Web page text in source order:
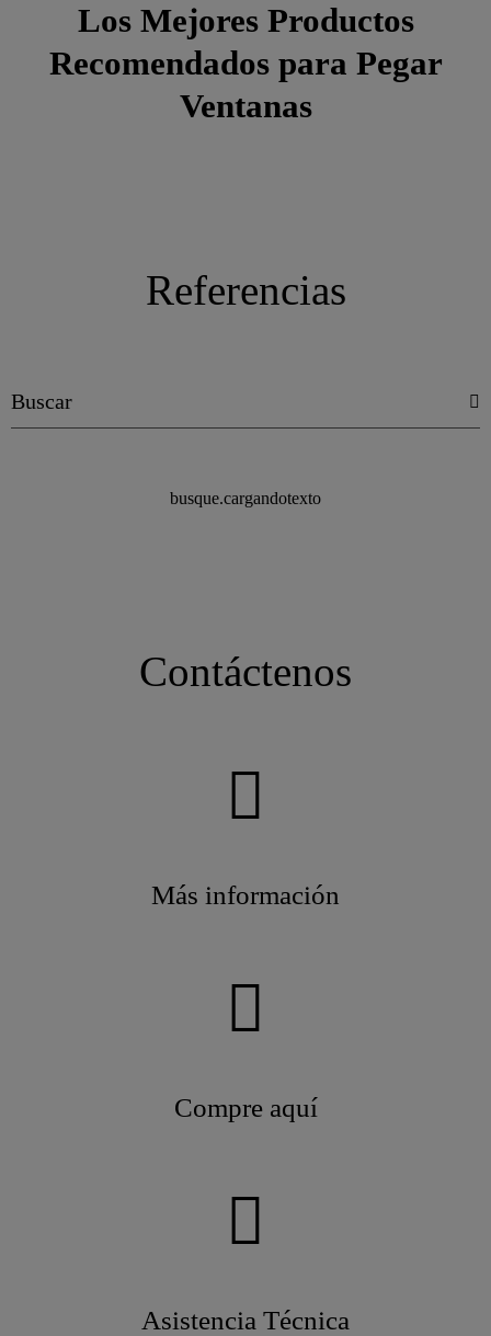
Los Mejores Productos
Recomendados para Pegar
Ventanas
Referencias
busque.cargandotexto
Contáctenos
Más información
Compre aquí
Asistencia Técnica